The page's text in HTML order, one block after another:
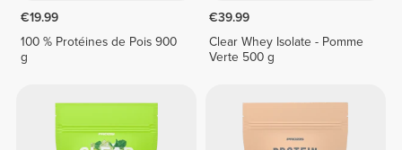
€19.99
100 % Protéines de Pois 900
g
€39.99
Clear Whey Isolate - Pomme
Verte 500 g